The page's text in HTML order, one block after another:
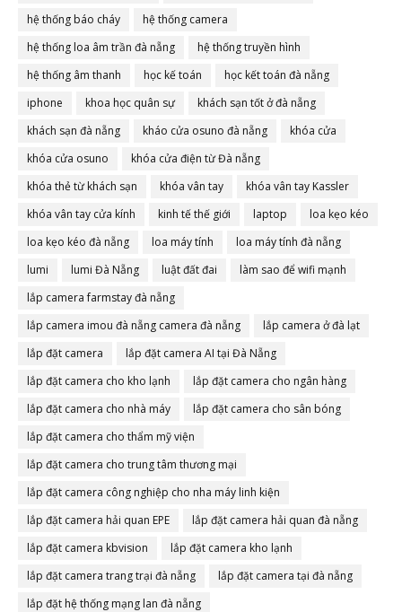
hệ thống báo cháy
hệ thống camera
hệ thống loa âm trần đà nẵng
hệ thống truyền hình
hệ thống âm thanh
học kế toán
học kết toán đà nẵng
iphone
khoa học quân sự
khách sạn tốt ở đà nẵng
khách sạn đà nẵng
kháo cửa osuno đà nẵng
khóa cửa
khóa cửa osuno
khóa cửa điện từ Đà nẵng
khóa thẻ từ khách sạn
khóa vân tay
khóa vân tay Kassler
khóa vân tay cửa kính
kinh tế thế giới laptop
loa kẹo kéo
loa kẹo kéo đà nẵng
loa máy tính
loa máy tính đà nẵng
lumi
lumi Đà Nẵng luật đất đai
làm sao để wifi mạnh
lắp camera farmstay đà nẵng
lắp camera imou đà nẵng camera đà nẵng
lắp camera ở đà lạt
lắp đặt camera
lắp đặt camera AI tại Đà Nẵng
lắp đặt camera cho kho lạnh
lắp đặt camera cho ngân hàng
lắp đặt camera cho nhà máy
lắp đặt camera cho sân bóng
lắp đặt camera cho thẩm mỹ viện
lắp đặt camera cho trung tâm thương mại
lắp đặt camera công nghiệp cho nha máy linh kiện
lắp đặt camera hải quan EPE
lắp đặt camera hải quan đà nẵng
lắp đặt camera kbvision
lắp đặt camera kho lạnh
lắp đặt camera trang trại đà nẵng
lắp đặt camera tại đà nẵng
lắp đặt hệ thống mạng lan đà nẵng